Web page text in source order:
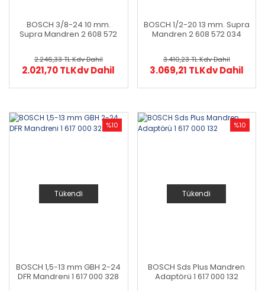
BOSCH 3/8-24 10 mm.
Supra Mandren 2 608 572
2.246,33 TLKdv Dahil
2.021,70 TLKdv Dahil
BOSCH 1/2-20 13 mm. Supra
Mandren 2 608 572 034
3.410,23 TLKdv Dahil
3.069,21 TLKdv Dahil
%10
Tükendi
BOSCH 1,5-13 mm GBH 2-24
DFR Mandreni 1 617 000 328
%10
Tükendi
BOSCH Sds Plus Mandren
Adaptörü 1 617 000 132